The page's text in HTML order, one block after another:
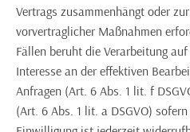
Vertrags zusammenhängt oder
vorvertraglicher Maßnahmen
Fällen beruht die Verarbeitung
Interesse an der effektiven
Anfragen (Art. 6 Abs. 1 lit. f
(Art. 6 Abs. 1 lit. a DSGVO)